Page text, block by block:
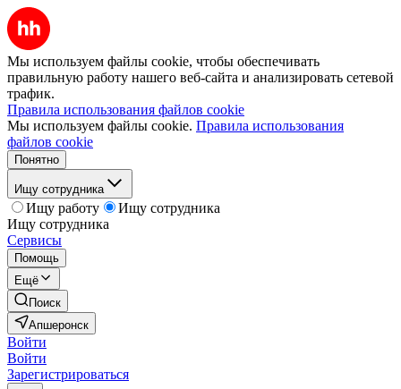
Мы используем файлы cookie, чтобы обеспечивать
правильную работу нашего веб-сайта и анализировать сетевой
трафик.
Правила использования файлов cookie
Мы используем файлы cookie. Правила использования
файлов cookie
Понятно
Ищу сотрудника
Ищу работу
Ищу сотрудника
Ищу сотрудника
Сервисы
Помощь
Ещё
Поиск
Апшеронск
Войти
Войти
Зарегистрироваться